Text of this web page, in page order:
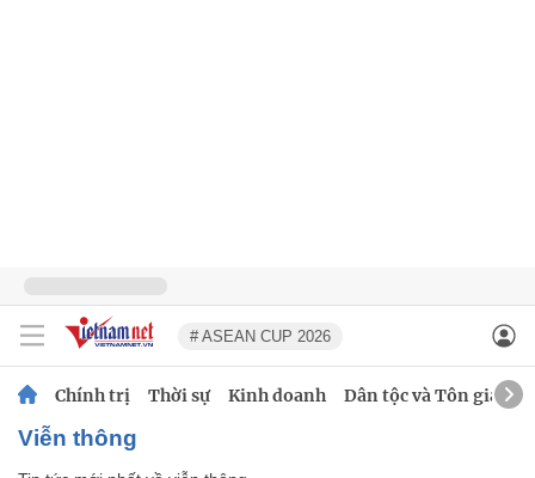
# ASEAN CUP 2026
Chính trị Thời sự Kinh doanh Dân tộc và Tôn giáo
viễn thông